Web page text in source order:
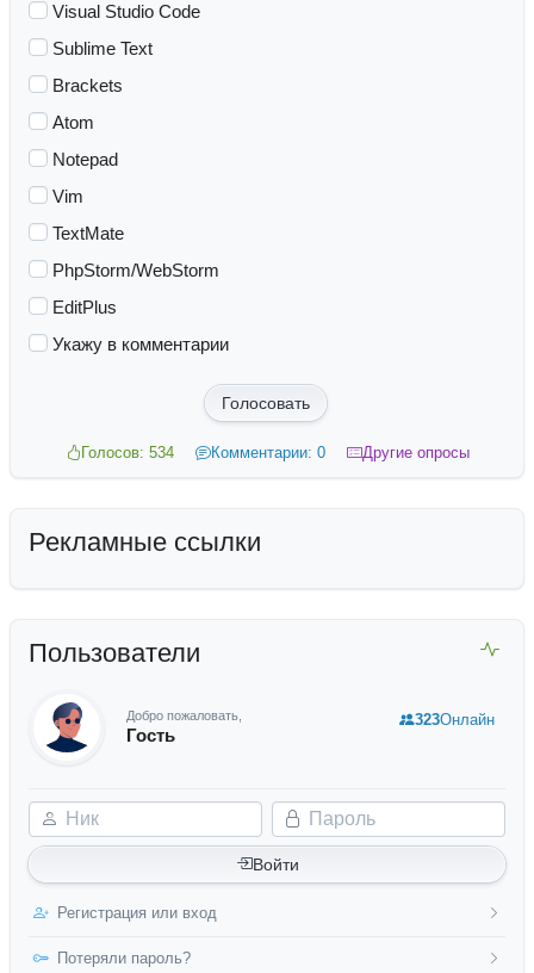
Visual Studio Code
Sublime Text
Brackets
Atom
Notepad
Vim
TextMate
PhpStorm/WebStorm
EditPlus
Укажу в комментарии
Голосовать
Голосов: 534 Комментарии: 0 Другие опросы
Рекламные ссылки
Пользователи
Добро пожаловать,
Гость
Ник Пароль
Войти
Регистрация или вход
Потеряли пароль?
323Онлайн